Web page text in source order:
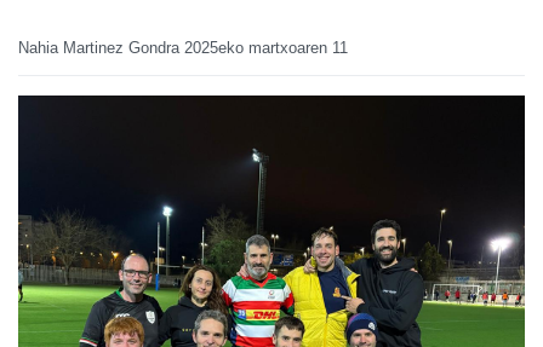
Nahia Martinez Gondra 2025eko martxoaren 11